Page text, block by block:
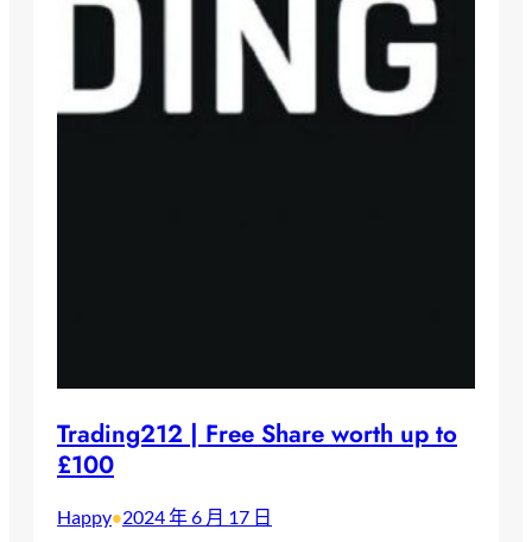
Trading212 | Free Share worth up to
£100
Happy•2024 年 6 月 17 日